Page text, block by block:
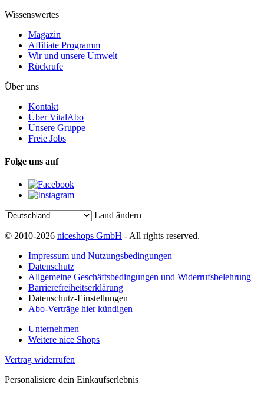
Wissenswertes
Magazin
Affiliate Programm
Wir und unsere Umwelt
Rückrufe
Über uns
Kontakt
Über VitalAbo
Unsere Gruppe
Freie Jobs
Folge uns auf
Land ändern
© 2010-2026 niceshops GmbH - All rights reserved.
Impressum und Nutzungsbedingungen
Datenschutz
Allgemeine Geschäftsbedingungen und Widerrufsbelehrung
Barrierefreiheitserklärung
Datenschutz-Einstellungen
Abo-Verträge hier kündigen
Unternehmen
Weitere nice Shops
Vertrag widerrufen
Personalisiere dein Einkaufserlebnis